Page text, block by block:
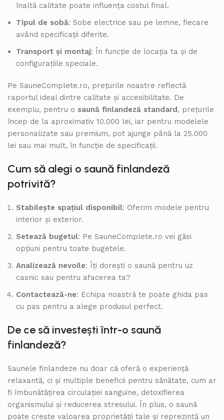
înaltă calitate poate influența costul final.
Tipul de sobă: Sobe electrice sau pe lemne, fiecare
având specificații diferite.
Transport și montaj: În funcție de locația ta și de
configurațiile speciale.
Pe SauneComplete.ro, prețurile noastre reflectă
raportul ideal dintre calitate și accesibilitate. De
exemplu, pentru o saună finlandeză standard, prețurile
încep de la aproximativ 10.000 lei, iar pentru modelele
personalizate sau premium, pot ajunge până la 25.000
lei sau mai mult, în funcție de specificații.
Cum să alegi o saună finlandeză
potrivită?
Stabilește spațiul disponibil: Oferim modele pentru
interior și exterior.
Setează bugetul: Pe SauneComplete.ro vei găsi
opțiuni pentru toate bugetele.
Analizează nevoile: Îți dorești o saună pentru uz
casnic sau pentru afacerea ta?
Contactează-ne: Echipa noastră te poate ghida pas
cu pas pentru a alege produsul perfect.
De ce să investești într-o saună
finlandeză?
Saunele finlandeze nu doar că oferă o experiență
relaxantă, ci și multiple beneficii pentru sănătate, cum ar
fi îmbunătățirea circulației sanguine, detoxifierea
organismului și reducerea stresului. În plus, o saună
poate crește valoarea proprietății tale și reprezintă un